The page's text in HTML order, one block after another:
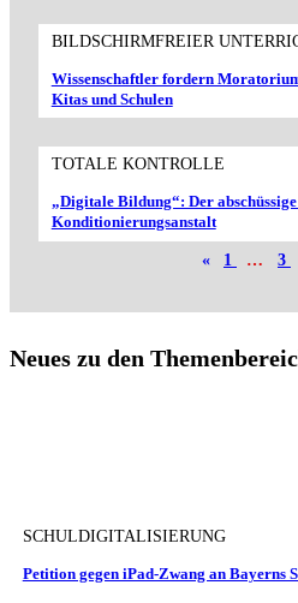
BILDSCHIRMFREIER
Wissenschaftler fordern
Kitas und Schulen
TOTALE KONTROLLE
„Digitale Bildung“: Der
Konditionierungsanstalt
« 1 … 3
Neues zu den
SCHULDIGITALISIERUNG
Petition gegen iPad-Zwang an Bayerns